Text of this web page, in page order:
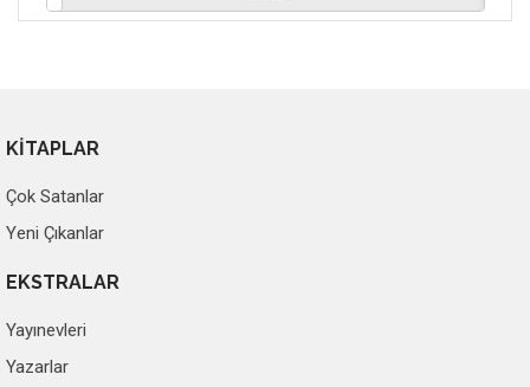
KİTAPLAR
Çok Satanlar
Yeni Çıkanlar
EKSTRALAR
Yayınevleri
Yazarlar